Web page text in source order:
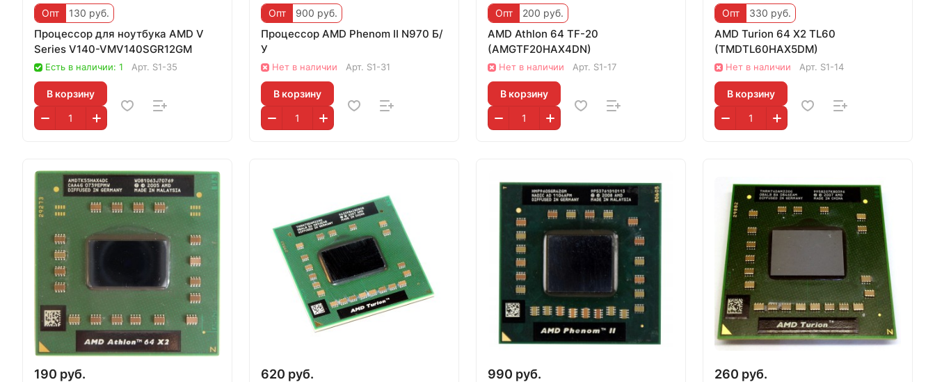
Опт 130 руб.
Процессор для ноутбука AMD V
Series V140-VMV140SGR12GM
Есть в наличии: 1 Арт. S1-35
В корзину
Опт 900 руб.
Процессор AMD Phenom II N970 Б/
У
Нет в наличии Арт. S1-31
В корзину
Опт 200 руб.
AMD Athlon 64 TF-20
(AMGTF20HAX4DN)
Нет в наличии Арт. S1-17
В корзину
Опт 330 руб.
AMD Turion 64 X2 TL60
(TMDTL60HAX5DM)
Нет в наличии Арт. S1-14
В корзину
190 руб. 620 руб. 990 руб. 260 руб.